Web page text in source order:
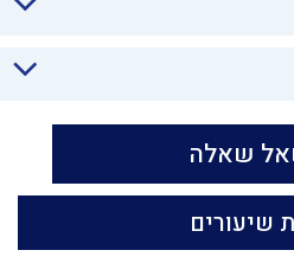
שאלה
שיעורים